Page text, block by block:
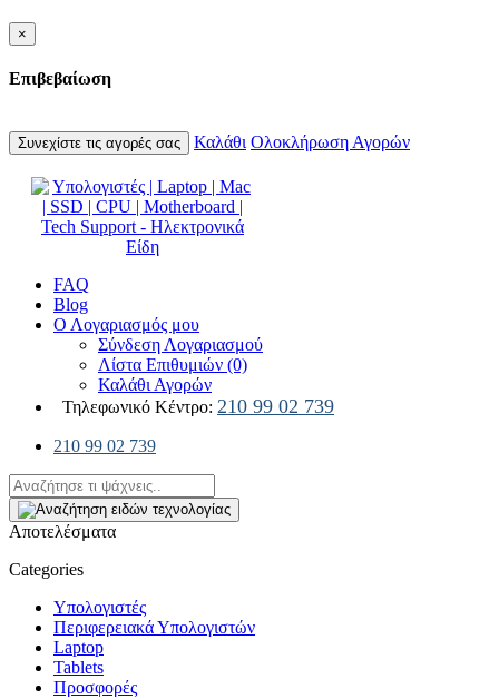
×
Επιβεβαίωση
Συνεχίστε τις αγορές σας Καλάθι Ολοκλήρωση Αγορών
FAQ
Blog
Ο Λογαριασμός μου
Σύνδεση Λογαριασμού
Λίστα Επιθυμιών (0)
Καλάθι Αγορών
Τηλεφωνικό Κέντρο: 210 99 02 739
210 99 02 739
Αποτελέσματα
Categories
Υπολογιστές
Περιφερειακά Υπολογιστών
Laptop
Tablets
Προσφορές